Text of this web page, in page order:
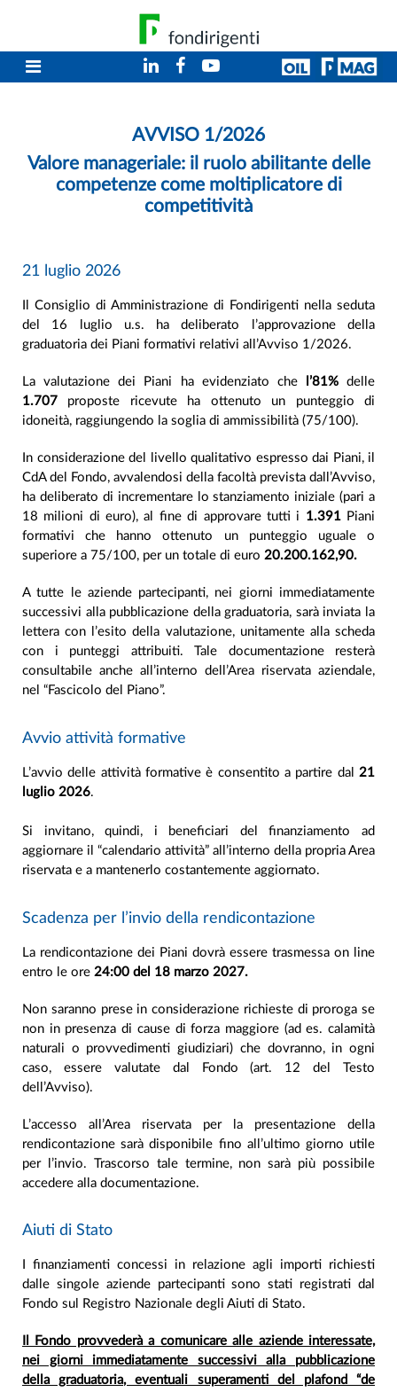
AVVISO 1/2026
Valore manageriale: il ruolo abilitante delle
competenze come moltiplicatore di
competitività
21 luglio 2026
Il Consiglio di Amministrazione di Fondirigenti nella seduta
del 16 luglio u.s. ha deliberato l’approvazione della
graduatoria dei Piani formativi relativi all’Avviso 1/2026.
La valutazione dei Piani ha evidenziato che l’81%delle
1.707 proposte ricevute ha ottenuto un punteggio di
idoneità, raggiungendo la soglia di ammissibilità (75/100).
In considerazione del livello qualitativo espresso dai Piani, il
CdA del Fondo, avvalendosi della facoltà prevista dall’Avviso,
ha deliberato di incrementare lo stanziamento iniziale (pari a
18 milioni di euro), al fine di approvare tutti i 1.391Piani
formativi che hanno ottenuto un punteggio uguale o
superiore a 75/100, per un totale di euro 20.200.162,90.
A tutte le aziende partecipanti, nei giorni immediatamente
successivi alla pubblicazione della graduatoria, sarà inviata la
lettera con l’esito della valutazione, unitamente alla scheda
con i punteggi attribuiti. Tale documentazione resterà
consultabile anche all’interno dell’Area riservata aziendale,
nel “Fascicolo del Piano”.
Avvio attività formative
L’avvio delle attività formative è consentito a partire dal 21
luglio 2026.
Si invitano, quindi, i beneficiari del finanziamento ad
aggiornare il “calendario attività” all’interno della propria Area
riservata e a mantenerlo costantemente aggiornato.
Scadenza per l’invio della rendicontazione
La rendicontazione dei Piani dovrà essere trasmessa on line
entro le ore 24:00 del 18 marzo 2027.
Non saranno prese in considerazione richieste di proroga se
non in presenza di cause di forza maggiore (ad es. calamità
naturali o provvedimenti giudiziari) che dovranno, in ogni
caso, essere valutate dal Fondo (art. 12 del Testo
dell’Avviso).
L’accesso all’Area riservata per la presentazione della
rendicontazione sarà disponibile fino all’ultimo giorno utile
per l’invio. Trascorso tale termine, non sarà più possibile
accedere alla documentazione.
Aiuti di Stato
I finanziamenti concessi in relazione agli importi richiesti
dalle singole aziende partecipanti sono stati registrati dal
Fondo sul Registro Nazionale degli Aiuti di Stato.
Il Fondo provvederà a comunicare alle aziende interessate,
nei giorni immediatamente successivi alla pubblicazione
della graduatoria, eventuali superamenti del plafond “de